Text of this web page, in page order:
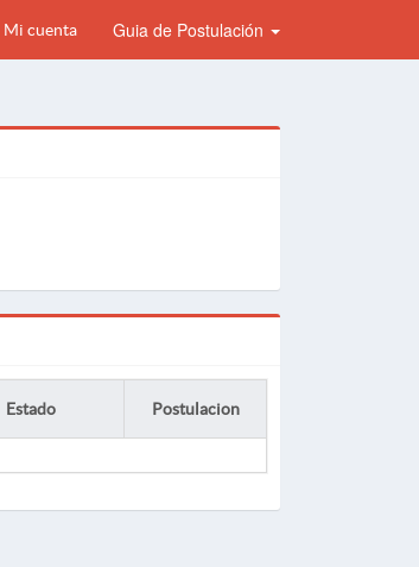
Mi cuenta Guia de Postulación
Estado Postulacion